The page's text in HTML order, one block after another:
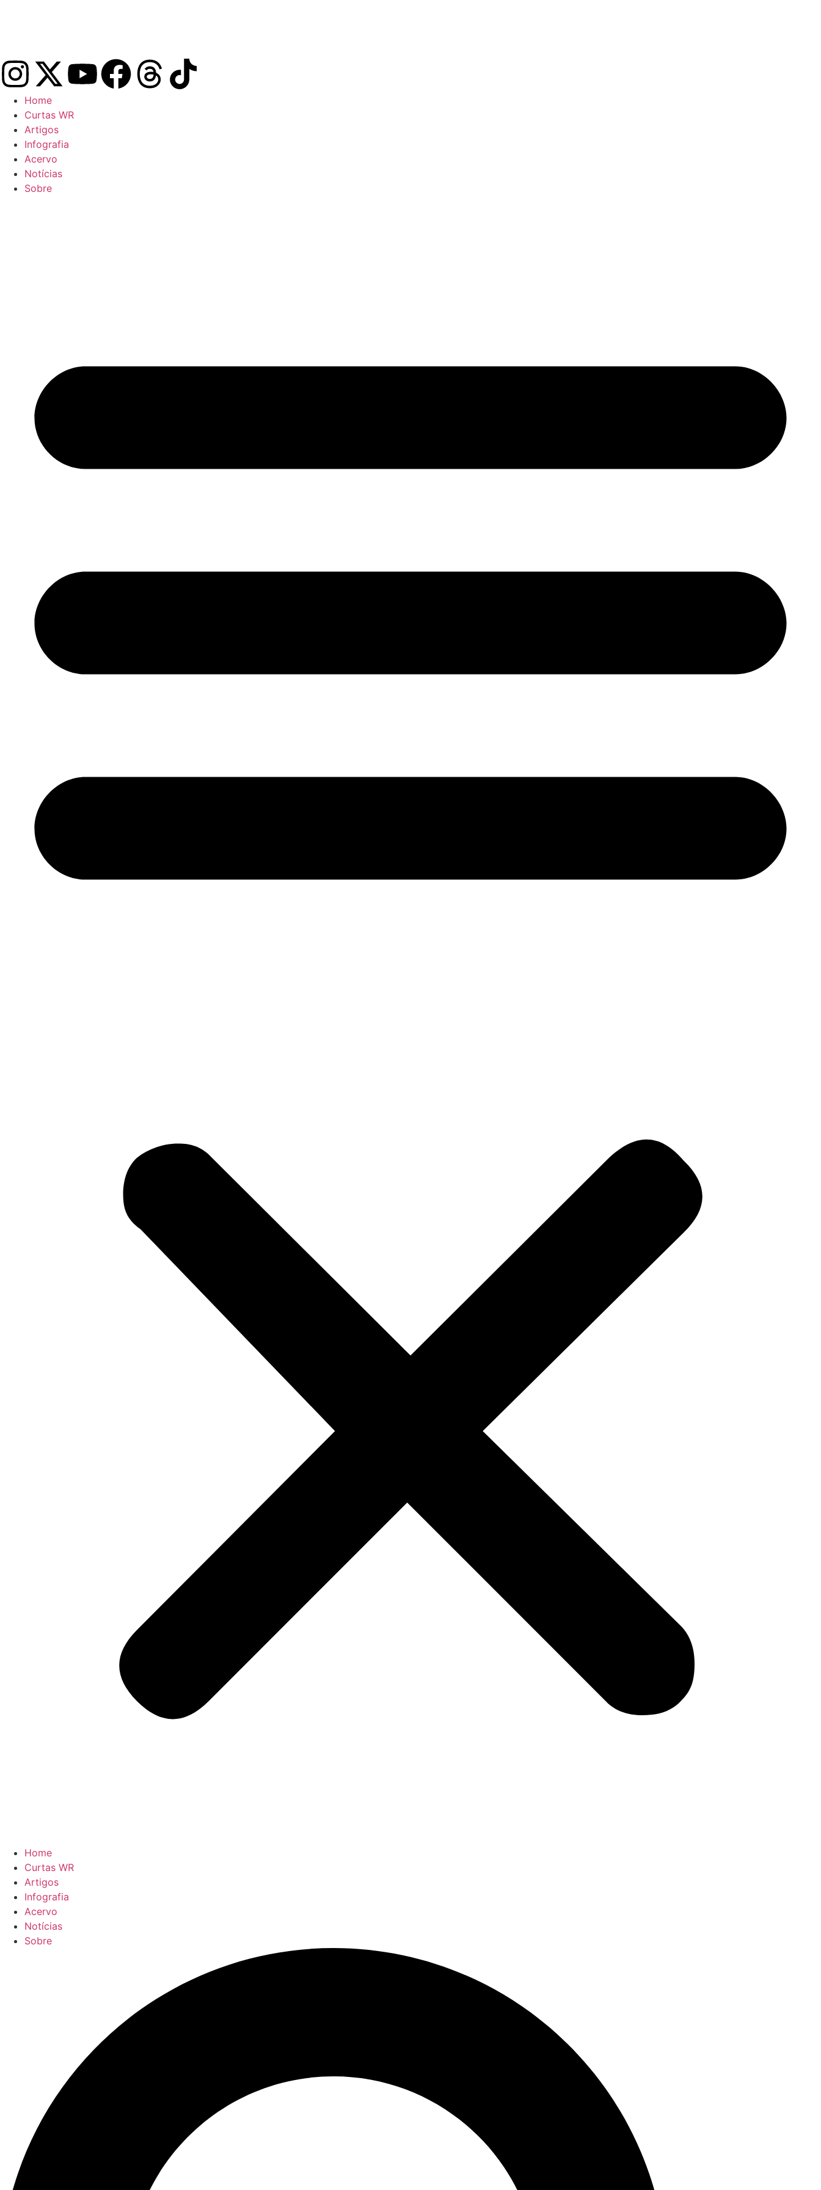
Home
Curtas WR
Artigos
Infografia
Acervo
Notícias
Sobre
Home
Curtas WR
Artigos
Infografia
Acervo
Notícias
Sobre